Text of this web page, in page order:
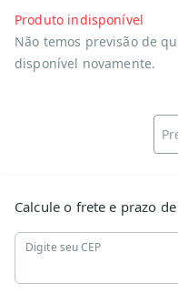
Produto indisponível
Não temos previsão de
disponível novamente.
Calcule o frete e prazo
Digite seu CEP